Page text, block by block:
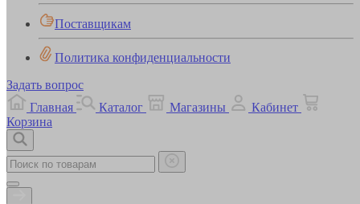
Поставщикам
Политика конфиденциальности
Задать вопрос
Главная
Каталог Магазины
Кабинет
Корзина